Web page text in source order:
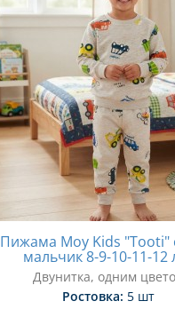
Пижама Moy Kids "Tooti"
мальчик 8-9-10-11-12
Двунитка, одним
Ростовка: 5 шт